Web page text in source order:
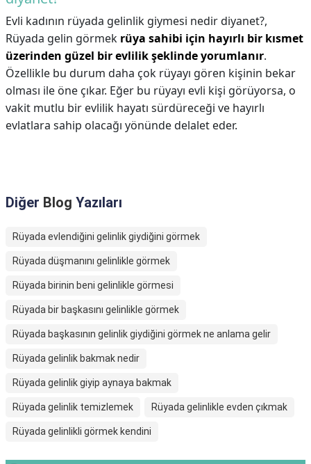
Evli kadının rüyada gelinlik giymesi nedir diyanet?,
Rüyada gelin görmek rüya sahibi için hayırlı bir kısmet
üzerinden güzel bir evlilik şeklinde yorumlanır.
Özellikle bu durum daha çok rüyayı gören kişinin bekar
olması ile öne çıkar. Eğer bu rüyayı evli kişi görüyorsa, o
vakit mutlu bir evlilik hayatı sürdüreceği ve hayırlı
evlatlara sahip olacağı yönünde delalet eder.
Diğer Blog Yazıları
Rüyada evlendiğini gelinlik giydiğini görmek
Rüyada düşmanını gelinlikle görmek
Rüyada birinin beni gelinlikle görmesi
Rüyada bir başkasını gelinlikle görmek
Rüyada başkasının gelinlik giydiğini görmek ne anlama gelir
Rüyada gelinlik bakmak nedir
Rüyada gelinlik giyip aynaya bakmak
Rüyada gelinlik temizlemek Rüyada gelinlikle evden çıkmak
Rüyada gelinlikli görmek kendini